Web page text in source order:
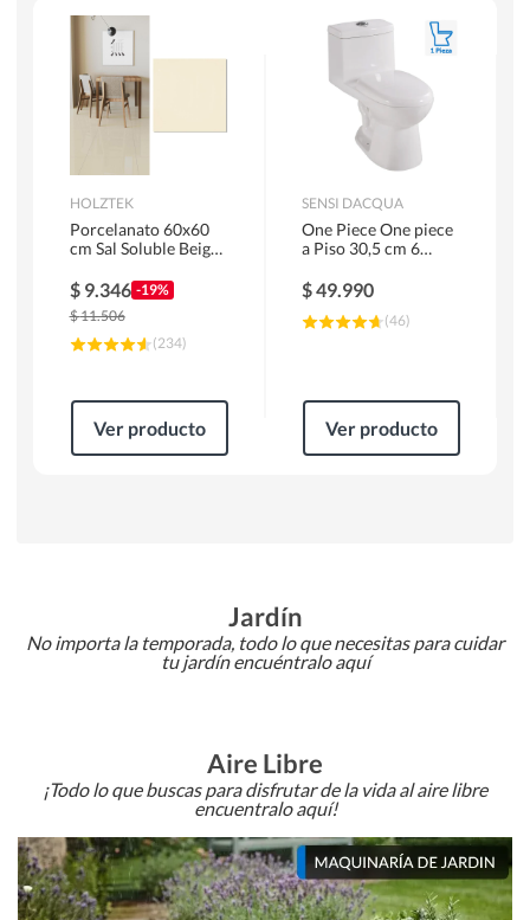
WC y Sanitarios
Pisos Flotantes y Laminados
Pinturas
HOLZTEK
Porcelanato 60x60
cm Sal Soluble Beige
$ 9.346 -19%
$11.506
(234)
Ver producto
SENSI DACQUA
One Piece One piece
a Piso 30,5 cm 6
$49.990
(46)
Ver producto
Jardín
No importa la temporada, todo lo que necesitas para cuidar
tu jardín encuéntralo aquí
Aire Libre
¡Todo lo que buscas para disfrutar de la vida al aire libre
encuentralo aquí!